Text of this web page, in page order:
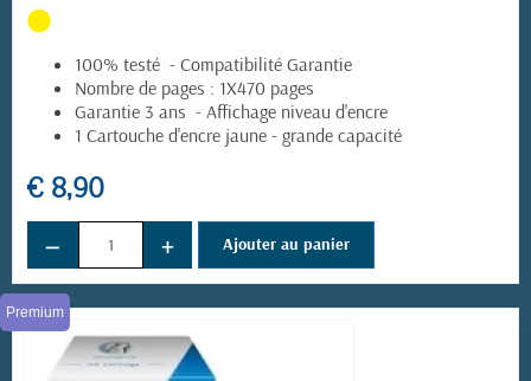
100% testé - Compatibilité Garantie
Nombre de pages : 1X470 pages
Garantie 3 ans - Affichage niveau d'encre
1 Cartouche d'encre jaune - grande capacité
€ 8,90
− + Ajouter au panier
Premium